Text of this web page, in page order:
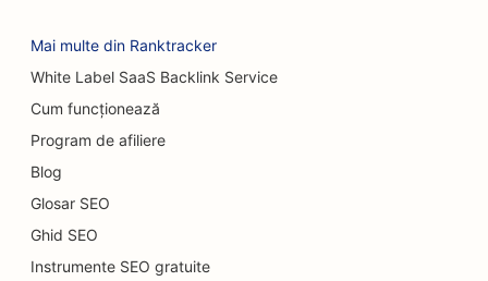
Mai multe din Ranktracker
White Label SaaS Backlink Service
Cum funcționează
Program de afiliere
Blog
Glosar SEO
Ghid SEO
Instrumente SEO gratuite